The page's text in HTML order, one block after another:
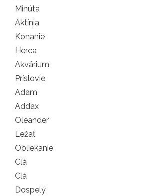
Minúta
Aktínia
Konanie
Herca
Akvárium
Príslovie
Adam
Addax
Oleander
Ležať
Obliekanie
Clá
Clá
Dospelý